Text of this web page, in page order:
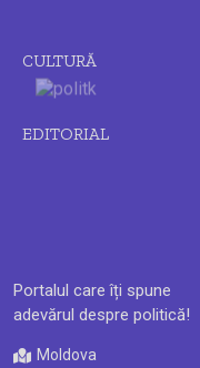
Portalul care îți spune
adevărul despre politică!
Moldova
CULTURĂ
EDITORIAL